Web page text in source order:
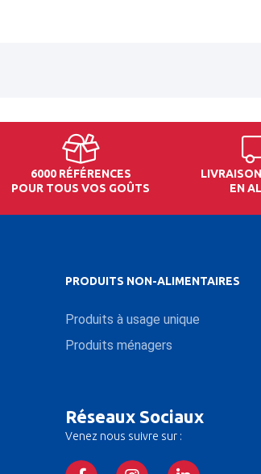
6000 RÉFÉRENCES
POUR TOUS VOS GOÛTS
EN
PRODUITS NON-ALIMENTAIRES
Produits à usage unique
Produits ménagers
Réseaux Sociaux
Venez nous suivre sur :